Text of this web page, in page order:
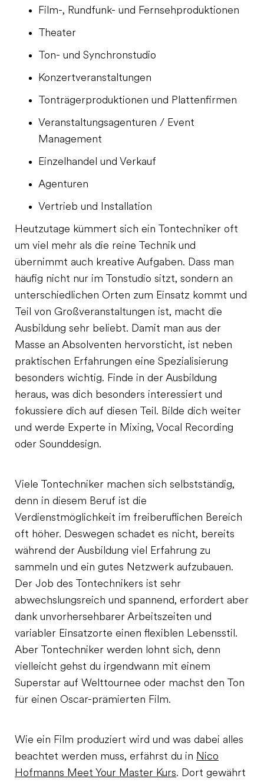
Film-, Rundfunk- und Fernsehproduktionen
Theater
Ton- und Synchronstudio
Konzertveranstaltungen
Tonträgerproduktionen und Plattenfirmen
Veranstaltungsagenturen / Event
Management
Einzelhandel und Verkauf
Agenturen
Vertrieb und Installation
Heutzutage kümmert sich ein Tontechniker oft
um viel mehr als die reine Technik und
übernimmt auch kreative Aufgaben. Dass man
häufig nicht nur im Tonstudio sitzt, sondern an
unterschiedlichen Orten zum Einsatz kommt und
Teil von Großveranstaltungen ist, macht die
Ausbildung sehr beliebt. Damit man aus der
Masse an Absolventen hervorsticht, ist neben
praktischen Erfahrungen eine Spezialisierung
besonders wichtig. Finde in der Ausbildung
heraus, was dich besonders interessiert und
fokussiere dich auf diesen Teil. Bilde dich weiter
und werde Experte in Mixing, Vocal Recording
oder Sounddesign.
Viele Tontechniker machen sich selbstständig,
denn in diesem Beruf ist die
Verdienstmöglichkeit im freiberuflichen Bereich
oft höher. Deswegen schadet es nicht, bereits
während der Ausbildung viel Erfahrung zu
sammeln und ein gutes Netzwerk aufzubauen.
Der Job des Tontechnikers ist sehr
abwechslungsreich und spannend, erfordert aber
dank unvorhersehbarer Arbeitszeiten und
variabler Einsatzorte einen flexiblen Lebensstil.
Aber Tontechniker werden lohnt sich, denn
vielleicht gehst du irgendwann mit einem
Superstar auf Welttournee oder machst den Ton
für einen Oscar-prämierten Film.
Wie ein Film produziert wird und was dabei alles
beachtet werden muss, erfährst du in Nico
Hofmanns Meet Your Master Kurs. Dort gewährt